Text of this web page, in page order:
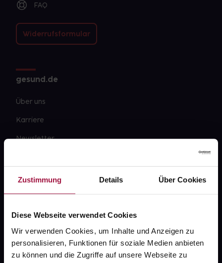
Zustimmung Details Über Cookies
Diese Webseite verwendet Cookies
Wir verwenden Cookies, um Inhalte und Anzeigen zu
personalisieren, Funktionen für soziale Medien anbieten
zu können und die Zugriffe auf unsere Webseite zu
FAQ
Widerrufsformular
gesund.de
Über uns
Karriere
Newsletter
PAYBACK
gesund-versorger.de
Sanitätshäuser
Datenschutz